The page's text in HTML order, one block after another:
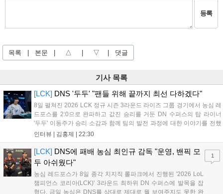
등록
목록 | 본문 | △ | ▽ | 댓글
기사 목록
[LCK] DNS '두두' "팬들 위해 끝까지 최선 다하겠다"
8일 펼쳐진 2026 LCK 정규 시즌 3라운드 라이즈 그룹 경기에서 농심 레
드포스를 2:0으로 완파하고 값진 승리를 거둔 DN 수퍼스의 탑 라이너
'두두' 이동주가 승리 소감과 함께 팀의 발전 과정에 대한 이야기를 전했
다. 먼저 오랜만의 2:0 완승에 대해 '두두'는 "진짜 오랜만에 거둔 2:0 승
인터뷰 | 김홍제 | 22:30
[LCK] DNS에 패배 농심 최인규 감독 "운영, 밴픽 모
두 아쉬웠다"
농심 레드포스가 8일 종각 치지직 롤파크에서 진행된 '2026 LoL
챔피언스 코리아(LCK)' 3라운드 최하위 DN 수퍼스에 발목을 잡
혔다. 금일 농심은 DNS를 상대로 제대로 뭘 보여주지도 못한 완
1